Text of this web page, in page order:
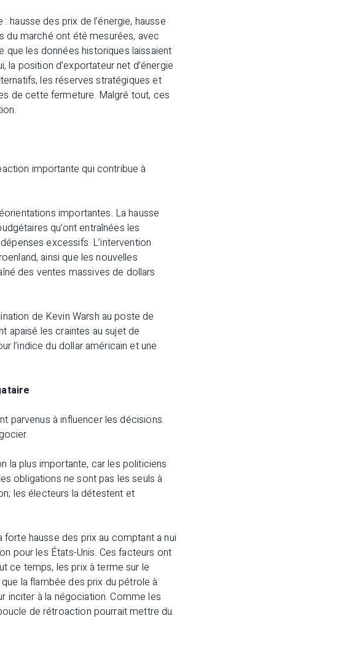
des prix de l’énergie, hausse
du marché ont été mesurées, avec
les données historiques laissaient
la position d’exportateur net d’énergie
les réserves stratégiques et
de cette fermeture. Malgré tout, ces
importante qui contribue à
importantes. La hausse
qu’ont entraînées les
excessifs. L’intervention
ainsi que les nouvelles
des ventes massives de dollars
de Kevin Warsh au poste de
apaisé les craintes au sujet de
l’indice du dollar américain et une
parvenus à influencer les décisions.
la plus importante, car les politiciens
obligations ne sont pas les seuls à
les électeurs la détestent et
hausse des prix au comptant a nui
pour les États-Unis. Ces facteurs ont
ce temps, les prix à terme sur le
la flambée des prix du pétrole à
inciter à la négociation. Comme les
de rétroaction pourrait mettre du